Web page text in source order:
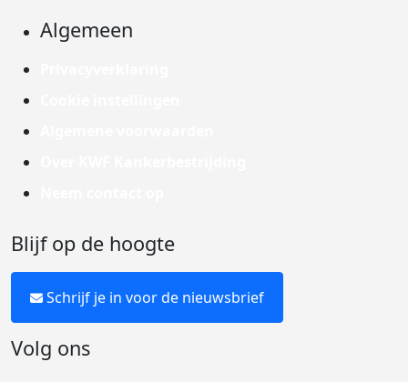
Algemeen
Blijf op de hoogte
Schrijf je in voor de nieuwsbrief
Volg ons